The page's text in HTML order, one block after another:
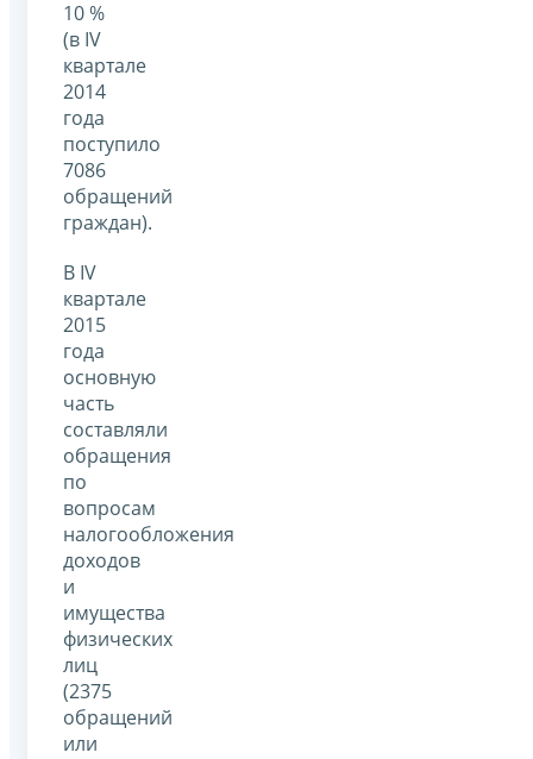
10 %
(в IV
квартале
2014
года
поступило
7086
обращений
граждан).
В IV
квартале
2015
года
основную
часть
составляли
обращения
по
вопросам
налогообложения
доходов
и
имущества
физических
лиц
(2375
обращений
или